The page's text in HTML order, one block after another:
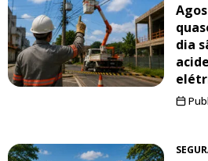
dia